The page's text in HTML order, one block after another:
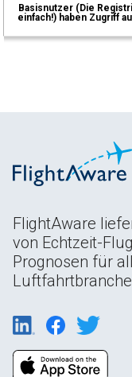
Basisnutzer (Die
einfach!) haben Zugriff
FlightAware
von Echtzeit-
Prognosen für